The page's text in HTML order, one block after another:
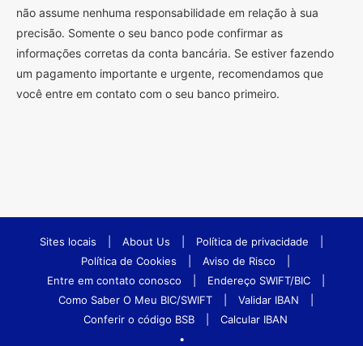
não assume nenhuma responsabilidade em relação à sua
precisão. Somente o seu banco pode confirmar as
informações corretas da conta bancária. Se estiver fazendo
um pagamento importante e urgente, recomendamos que
você entre em contato com o seu banco primeiro.
Sites locais About Us Política de privacidade
Política de Cookies
Aviso de Risco
Entre em contato conosco
Endereço SWIFT/BIC
Como Saber O Meu BIC/SWIFT
Validar IBAN
Conferir o código BSB
Calcular IBAN
•